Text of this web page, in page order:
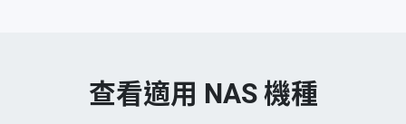
查看適用 NAS 機種